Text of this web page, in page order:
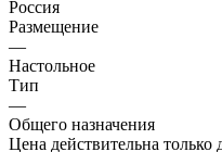
Россия
Размещение
—
Настольное
Тип
—
Общего назначения
Цена действительна только